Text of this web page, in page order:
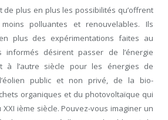
de plus en plus les possibilités qu’offrent
polluantes et renouvelables. Ils
plus des expérimentations faites au
informés désirent passer de l’énergie
à l’autre siècle pour les énergies de
l’éolien public et non privé, de la bio-
organiques et du photovoltaïque qui
ième siècle. Pouvez-vous imaginer un